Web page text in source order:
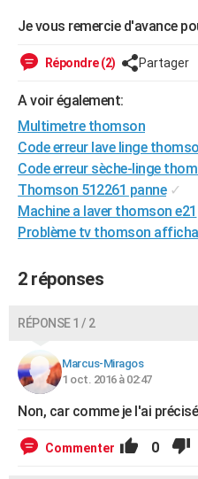
Je vous remercie d'avance
Répondre (2) Partager
A voir également:
Multimetre thomson
Code erreur lave linge
Code erreur sèche-linge
Thomson 512261 panne ✓
Machine a laver thomson e21
Problème tv thomson
2 réponses
RÉPONSE 1 / 2
Marcus-Miragos
1 oct. 2016 à 02:47
Non, car comme je l'ai
Commenter 0